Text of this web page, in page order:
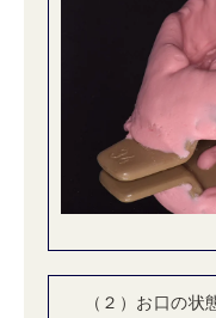
（２）お口の状